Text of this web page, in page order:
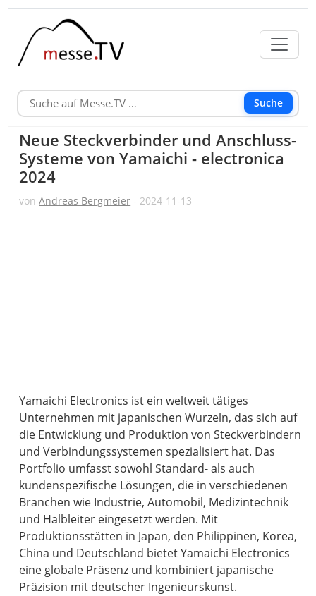
Suche
Neue Steckverbinder und Anschluss-
Systeme von Yamaichi - electronica
2024
vonAndreas Bergmeier - 2024-11-13
Yamaichi Electronics ist ein weltweit tätiges
Unternehmen mit japanischen Wurzeln, das sich auf
die Entwicklung und Produktion von Steckverbindern
und Verbindungssystemen spezialisiert hat. Das
Portfolio umfasst sowohl Standard- als auch
kundenspezifische Lösungen, die in verschiedenen
Branchen wie Industrie, Automobil, Medizintechnik
und Halbleiter eingesetzt werden. Mit
Produktionsstätten in Japan, den Philippinen, Korea,
China und Deutschland bietet Yamaichi Electronics
eine globale Präsenz und kombiniert japanische
Präzision mit deutscher Ingenieurskunst.